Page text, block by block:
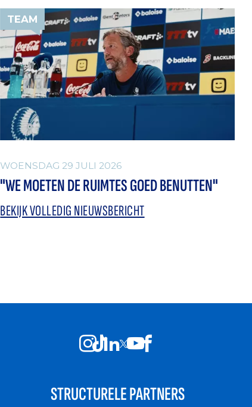
TEAM
WOENSDAG 29 JULI 2026
"WE MOETEN DE RUIMTES GOED BENUTTEN"
BEKIJK VOLLEDIG NIEUWSBERICHT
STRUCTURELE PARTNERS